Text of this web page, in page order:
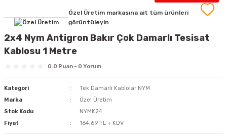
Özel Üretim markasına ait tüm ürünleri
görüntüleyin
2x4 Nym Antigron Bakır Çok Damarlı Tesisat
Kablosu 1 Metre
0.0 Puan - 0 Yorum
Kategori
Tek Damarlı Kablolar NYM
Marka
Özel Üretim
Stok Kodu
NYMK24
Fiyat
164,69 TL + KDV